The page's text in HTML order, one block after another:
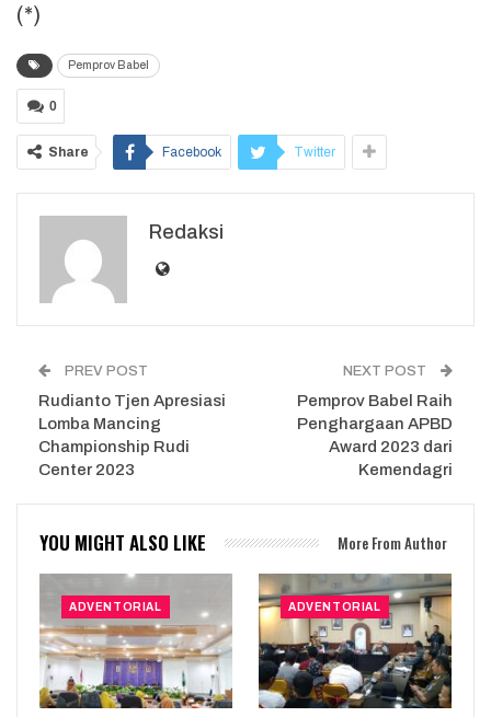
(*)
Pemprov Babel
0
Share Facebook Twitter
Redaksi
PREV POST
Rudianto Tjen Apresiasi
Lomba Mancing
Championship Rudi
Center 2023
NEXT POST
Pemprov Babel Raih
Penghargaan APBD
Award 2023 dari
Kemendagri
YOU MIGHT ALSO LIKE More From Author
ADVENTORIAL ADVENTORIAL